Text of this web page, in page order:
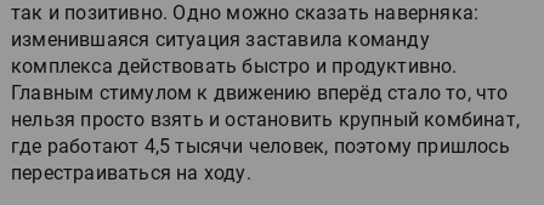
так и позитивно. Одно можно сказать наверняка:
изменившаяся ситуация заставила команду
комплекса действовать быстро и продуктивно.
Главным стимулом к движению вперёд стало то, что
нельзя просто взять и остановить крупный комбинат,
где работают 4,5 тысячи человек, поэтому пришлось
перестраиваться на ходу.